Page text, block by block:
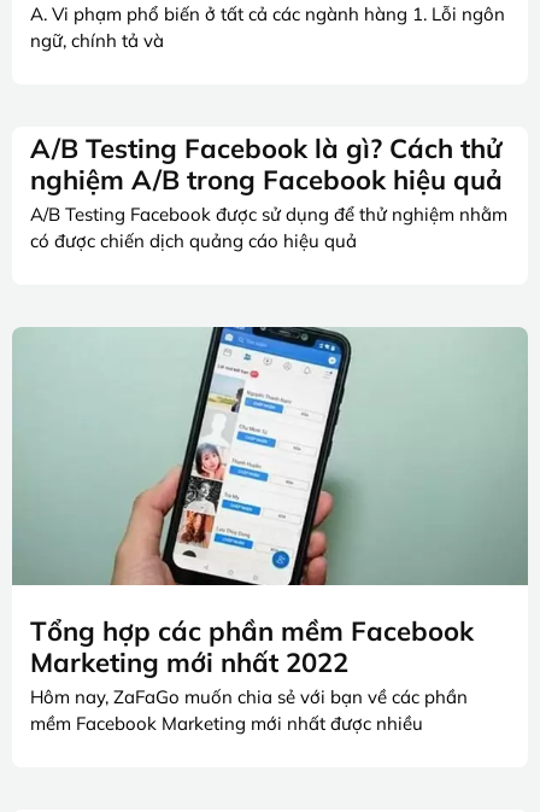
A. Vi phạm phổ biến ở tất cả các ngành hàng 1. Lỗi ngôn
ngữ, chính tả và
A/B Testing Facebook là gì? Cách thử
nghiệm A/B trong Facebook hiệu quả
A/B Testing Facebook được sử dụng để thử nghiệm nhằm
có được chiến dịch quảng cáo hiệu quả
Tổng hợp các phần mềm Facebook
Marketing mới nhất 2022
Hôm nay, ZaFaGo muốn chia sẻ với bạn về các phần
mềm Facebook Marketing mới nhất được nhiều